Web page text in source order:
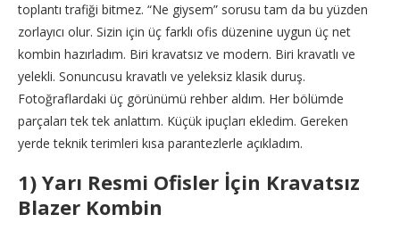
toplantı trafiği bitmez. “Ne giysem” sorusu tam da bu yüzden
zorlayıcı olur. Sizin için üç farklı ofis düzenine uygun üç net
kombin hazırladım. Biri kravatsız ve modern. Biri kravatlı ve
yelekli. Sonuncusu kravatlı ve yeleksiz klasik duruş.
Fotoğraflardaki üç görünümü rehber aldım. Her bölümde
parçaları tek tek anlattım. Küçük ipuçları ekledim. Gereken
yerde teknik terimleri kısa parantezlerle açıkladım.
1) Yarı Resmi Ofisler İçin Kravatsız
Blazer Kombin